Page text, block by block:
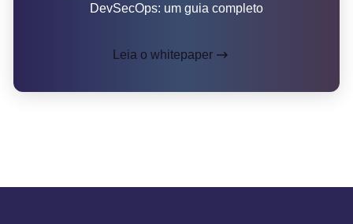
DevSecOps: um guia completo
Leia o whitepaper